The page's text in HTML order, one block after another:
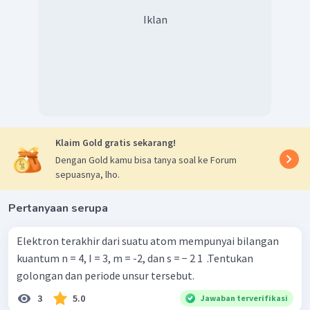
Iklan
Klaim Gold gratis sekarang!
Dengan Gold kamu bisa tanya soal ke Forum
sepuasnya, lho.
Pertanyaan serupa
Elektron terakhir dari suatu atom mempunyai bilangan
kuantum n = 4, I = 3, m = -2, dan s = − 2 1 ​ .Tentukan
golongan dan periode unsur tersebut.
3 5.0 Jawaban terverifikasi